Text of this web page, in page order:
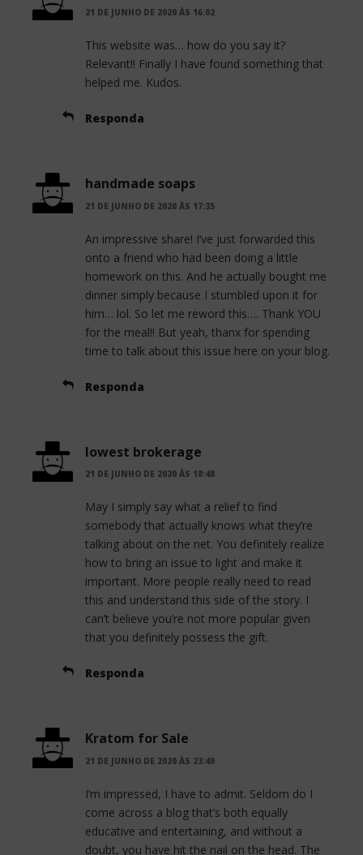
21 DE JUNHO DE 2020 ÀS 16:02
This website was… how do you say it?
Relevant!! Finally I have found something that
helped me. Kudos.
Responda
handmade soaps
21 DE JUNHO DE 2020 ÀS 17:35
An impressive share! I’ve just forwarded this
onto a friend who had been doing a little
homework on this. And he actually bought me
dinner simply because I stumbled upon it for
him… lol. So let me reword this…. Thank YOU
for the meal!! But yeah, thanx for spending
time to talk about this issue here on your blog.
Responda
lowest brokerage
21 DE JUNHO DE 2020 ÀS 18:48
May I simply say what a relief to find
somebody that actually knows what they’re
talking about on the net. You definitely realize
how to bring an issue to light and make it
important. More people really need to read
this and understand this side of the story. I
can’t believe you’re not more popular given
that you definitely possess the gift.
Responda
Kratom for Sale
21 DE JUNHO DE 2020 ÀS 23:49
I’m impressed, I have to admit. Seldom do I
come across a blog that’s both equally
educative and entertaining, and without a
doubt, you have hit the nail on the head. The